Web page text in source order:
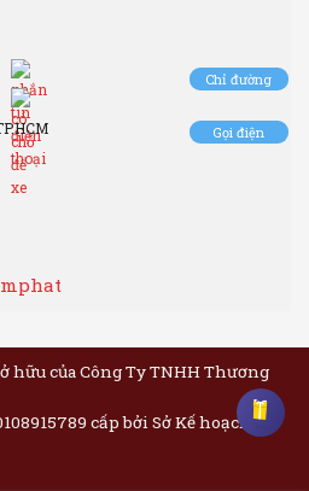
Chỉ đường
Gọi điện
hữu của Công Ty TNHH Thương
cấp bởi Sở Kế hoạch và